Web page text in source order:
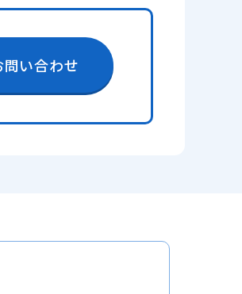
問い合わせ